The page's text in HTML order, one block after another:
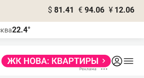
$ 81.41 € 94.06 ¥ 12.06
22.4°